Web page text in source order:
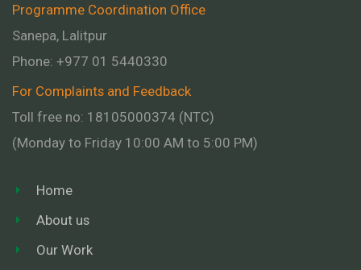
Programme Coordination Office
Sanepa, Lalitpur
Phone: +977 01 5440330
For Complaints and Feedback
Toll free no: 18105000374 (NTC)
(Monday to Friday 10:00 AM to 5:00 PM)
Home
About us
Our Work